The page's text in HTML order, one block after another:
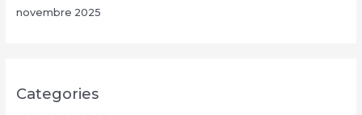
novembre 2025
Categories